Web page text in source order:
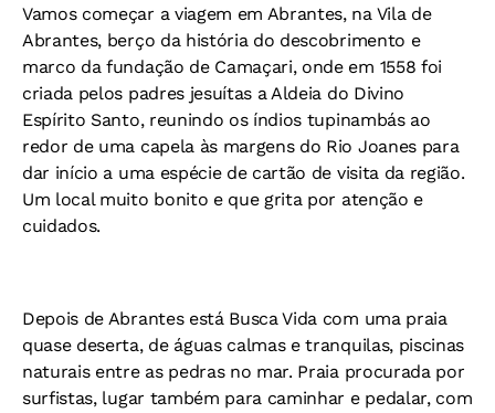
Vamos começar a viagem em Abrantes, na Vila de
Abrantes, berço da história do descobrimento e
marco da fundação de Camaçari, onde em 1558 foi
criada pelos padres jesuítas a Aldeia do Divino
Espírito Santo, reunindo os índios tupinambás ao
redor de uma capela às margens do Rio Joanes para
dar início a uma espécie de cartão de visita da região.
Um local muito bonito e que grita por atenção e
cuidados.
Depois de Abrantes está Busca Vida com uma praia
quase deserta, de águas calmas e tranquilas, piscinas
naturais entre as pedras no mar. Praia procurada por
surfistas, lugar também para caminhar e pedalar, com